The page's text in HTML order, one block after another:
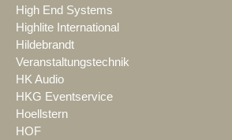
High End Systems
Highlite International
Hildebrandt
Veranstaltungstechnik
HK Audio
HKG Eventservice
Hoellstern
HOF